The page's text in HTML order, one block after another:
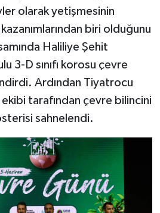
olarak yetişmesinin
biri olduğunu
Haliliye Şehit
3-D sınıfı korosu çevre
Ardından Tiyatrocu
tarafından çevre bilincini
sahnelendi.